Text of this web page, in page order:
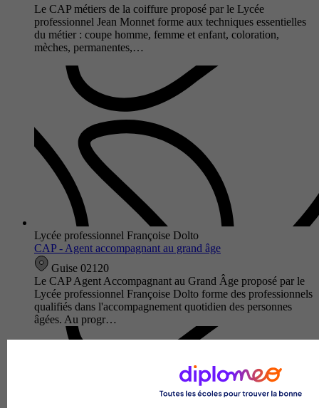
Le CAP métiers de la coiffure proposé par le Lycée
professionnel Jean Monnet forme aux techniques essentielles
du métier : coupe homme, femme et enfant, coloration,
mèches, permanentes,…
Lycée professionnel Françoise Dolto
CAP - Agent accompagnant au grand âge
Guise 02120
Le CAP Agent Accompagnant au Grand Âge proposé par le
Lycée professionnel Françoise Dolto forme des professionnels
qualifiés dans l'accompagnement quotidien des personnes
âgées. Au progr…